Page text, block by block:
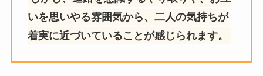
いを思いやる雰囲気から、二人の気持ちが
着実に近づいていることが感じられます。